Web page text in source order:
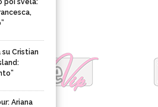
poi svela:
Cristian
Ariana